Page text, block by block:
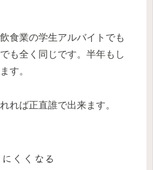
食業の学生アルバイトでも
も全く同じです。半年もし
す。
れば正直誰で出来ます。
くくなる